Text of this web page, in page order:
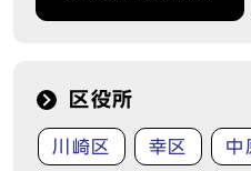
区役所
川崎区 幸区 中